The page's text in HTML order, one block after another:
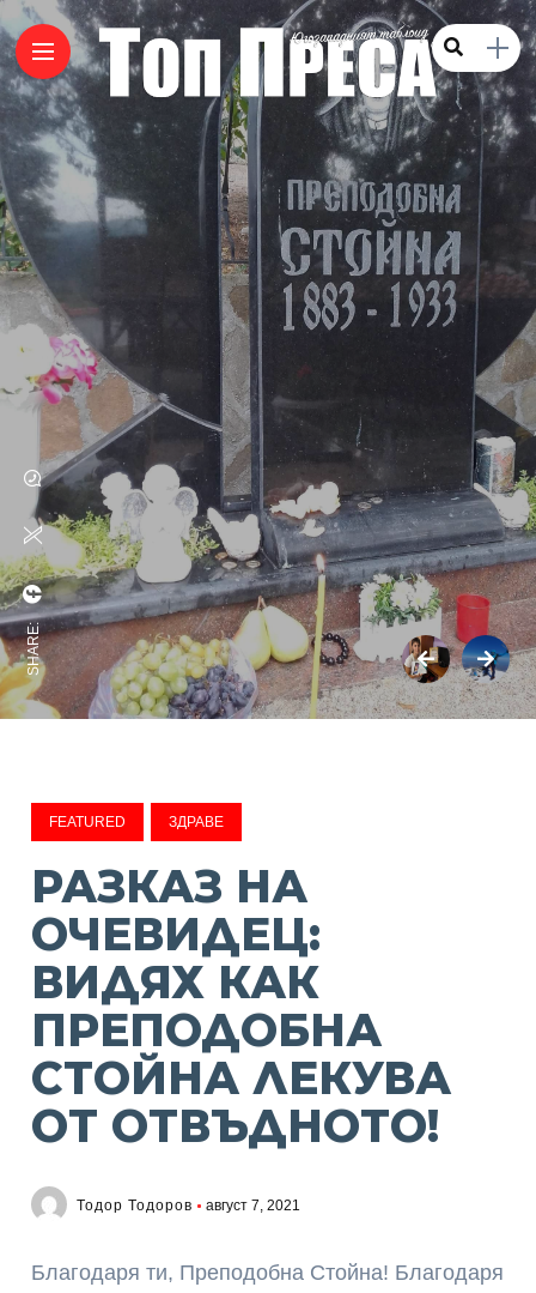
SHARE:
FEATURED ЗДРАВЕ
РАЗКАЗ НА
ОЧЕВИДЕЦ:
ВИДЯХ КАК
ПРЕПОДОБНА
СТОЙНА ЛЕКУВА
ОТ ОТВЪДНОТО!
Тодор Тодоров август 7, 2021
Благодаря ти, Преподобна Стойна! Благодаря